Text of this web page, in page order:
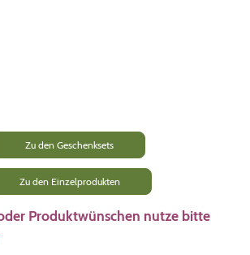
Zu den Geschenksets
Produktwünschen nutze bitte
den Einzelprodukten